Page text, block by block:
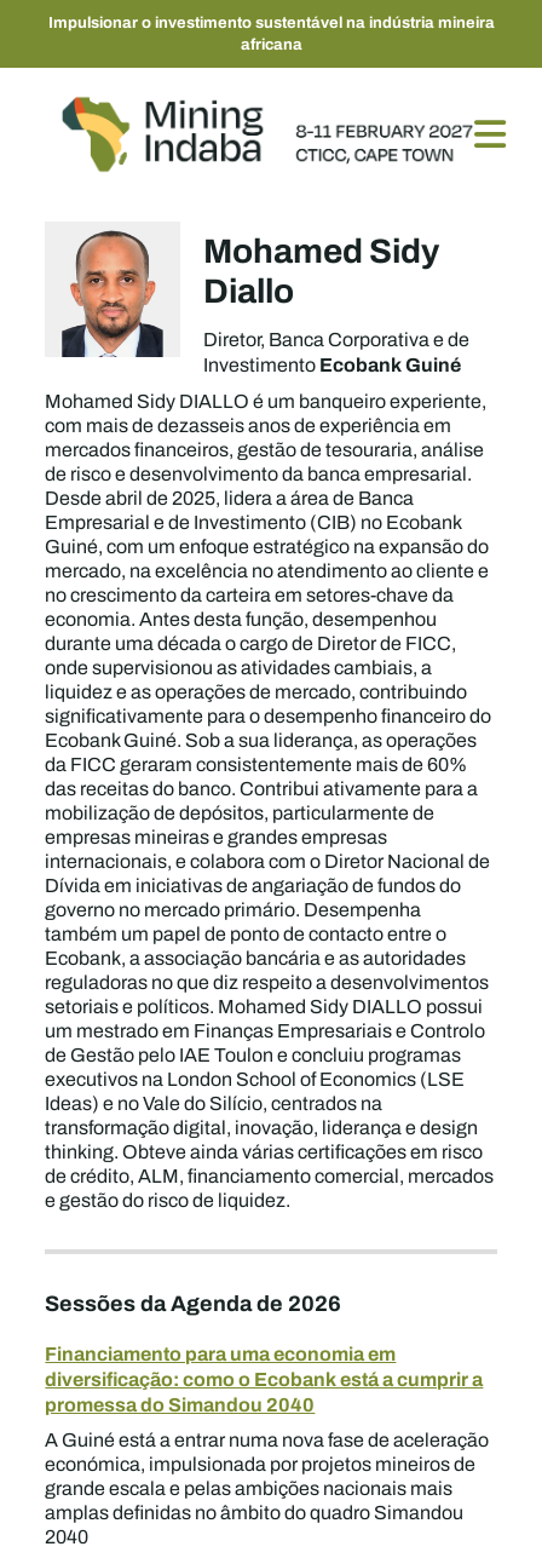
Impulsionar o investimento sustentável na indústria mineira
africana
Mohamed Sidy
Diallo
Diretor, Banca Corporativa e de
InvestimentoEcobank Guiné
Mohamed Sidy DIALLO é um banqueiro experiente,
com mais de dezasseis anos de experiência em
mercados financeiros, gestão de tesouraria, análise
de risco e desenvolvimento da banca empresarial.
Desde abril de 2025, lidera a área de Banca
Empresarial e de Investimento (CIB) no Ecobank
Guiné, com um enfoque estratégico na expansão do
mercado, na excelência no atendimento ao cliente e
no crescimento da carteira em setores-chave da
economia. Antes desta função, desempenhou
durante uma década o cargo de Diretor de FICC,
onde supervisionou as atividades cambiais, a
liquidez e as operações de mercado, contribuindo
significativamente para o desempenho financeiro do
Ecobank Guiné. Sob a sua liderança, as operações
da FICC geraram consistentemente mais de 60%
das receitas do banco. Contribui ativamente para a
mobilização de depósitos, particularmente de
empresas mineiras e grandes empresas
internacionais, e colabora com o Diretor Nacional de
Dívida em iniciativas de angariação de fundos do
governo no mercado primário. Desempenha
também um papel de ponto de contacto entre o
Ecobank, a associação bancária e as autoridades
reguladoras no que diz respeito a desenvolvimentos
setoriais e políticos. Mohamed Sidy DIALLO possui
um mestrado em Finanças Empresariais e Controlo
de Gestão pelo IAE Toulon e concluiu programas
executivos na London School of Economics (LSE
Ideas) e no Vale do Silício, centrados na
transformação digital, inovação, liderança e design
thinking. Obteve ainda várias certificações em risco
de crédito, ALM, financiamento comercial, mercados
e gestão do risco de liquidez.
Sessões da Agenda de 2026
Financiamento para uma economia em
diversificação: como o Ecobank está a cumprir a
promessa do Simandou 2040
A Guiné está a entrar numa nova fase de aceleração
económica, impulsionada por projetos mineiros de
grande escala e pelas ambições nacionais mais
amplas definidas no âmbito do quadro Simandou
2040